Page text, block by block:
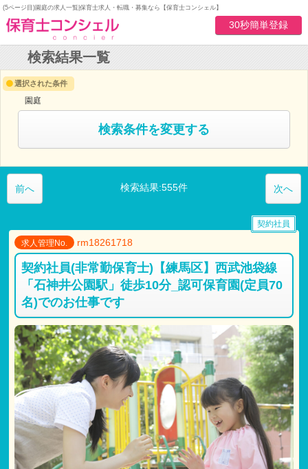
(5ページ目)園庭の求人一覧|保育士求人・転職・募集なら【保育士コンシェル】
30秒簡単登録
検索結果一覧
選択された条件
園庭
検索条件を変更する
検索結果:555件
前へ 次へ
求人管理No. rm18261718
契約社員(非常勤保育士)【練馬区】西武池袋線
「石神井公園駅」徒歩10分_認可保育園(定員70
名)でのお仕事です
契約社員